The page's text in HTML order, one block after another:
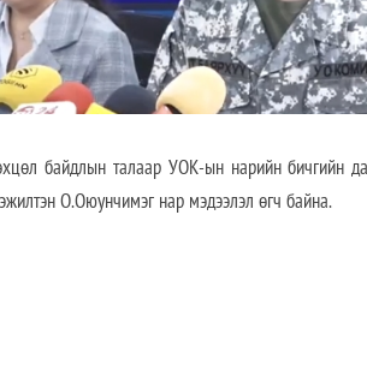
байдлын талаар УОК-ын нарийн бичгийн
О.Оюунчимэг нар мэдээлэл өгч байна.